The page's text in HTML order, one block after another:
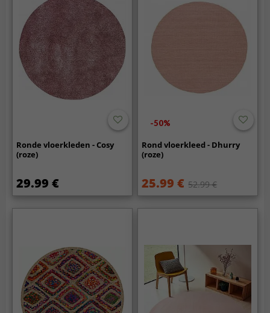
Ronde vloerkleden - Cosy
(roze)
29.99 €
-50%
Rond vloerkleed - Dhurry
(roze)
25.99 € 52.99 €